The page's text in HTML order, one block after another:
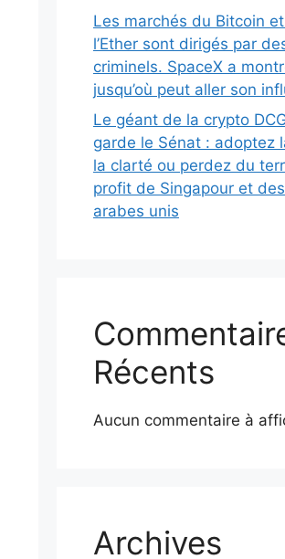
Les marchés du Bitcoin
l’Ether sont dirigés par
criminels. SpaceX a
jusqu’où peut aller son
Le géant de la crypto
garde le Sénat : adoptez
la clarté ou perdez du
profit de Singapour et
arabes unis
Récents
Aucun commentaire à
Archives